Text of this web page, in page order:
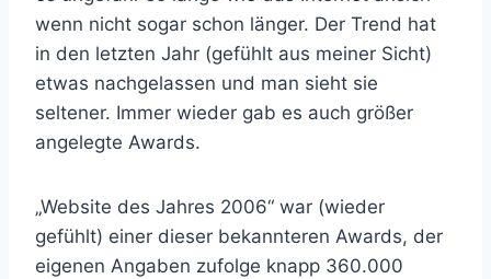
wenn nicht sogar schon länger. Der Trend hat
in den letzten Jahr (gefühlt aus meiner Sicht)
etwas nachgelassen und man sieht sie
seltener. Immer wieder gab es auch größer
angelegte Awards.
„Website des Jahres 2006“ war (wieder
gefühlt) einer dieser bekannteren Awards, der
eigenen Angaben zufolge knapp 360.000